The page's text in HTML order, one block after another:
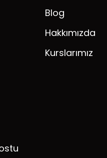
Blog
Hakkımızda
Kurslarımız